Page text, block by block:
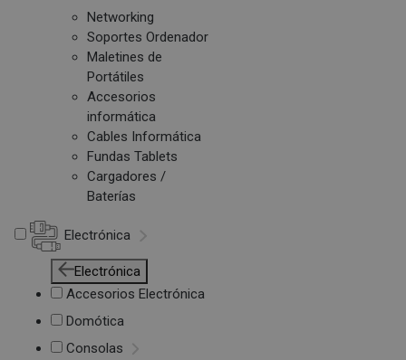
Networking
Soportes Ordenador
Maletines de
Portátiles
Accesorios
informática
Cables Informática
Fundas Tablets
Cargadores /
Baterías
Electrónica
Electrónica
Accesorios Electrónica
Domótica
Consolas